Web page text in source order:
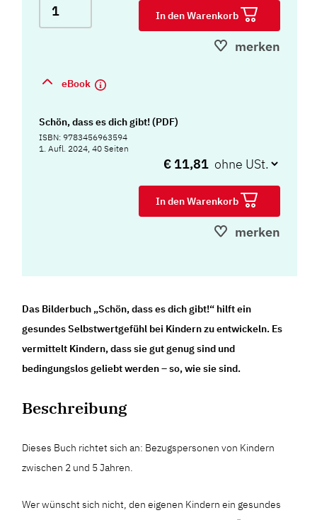
In den Warenkorb
merken
eBook
Schön, dass es dich gibt! (PDF)
ISBN: 9783456963594
1. Aufl. 2024, 40 Seiten
€ 11,81
In den Warenkorb
merken
Das Bilderbuch „Schön, dass es dich gibt!“ hilft ein
gesundes Selbstwertgefühl bei Kindern zu entwickeln. Es
vermittelt Kindern, dass sie gut genug sind und
bedingungslos geliebt werden – so, wie sie sind.
Beschreibung
Dieses Buch richtet sich an: Bezugspersonen von Kindern
zwischen 2 und 5 Jahren.
Wer wünscht sich nicht, den eigenen Kindern ein gesundes